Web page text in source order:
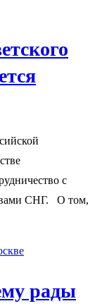
с
СНГ. О том,
рады